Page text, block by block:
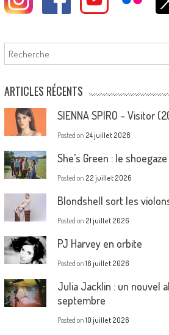
Rechercher
ARTICLES RÉCENTS
SIENNA SPIRO – Visitor
Posted on 24 juillet 2026
She’s Green : le
Posted on 22 juillet 2026
Blondshell sort les
Posted on 21 juillet 2026
PJ Harvey en orbite
Posted on 16 juillet 2026
Julia Jacklin : un nouvel
septembre
Posted on 10 juillet 2026